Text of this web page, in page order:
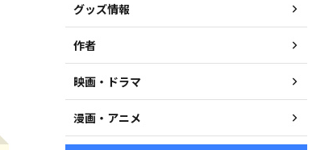
グッズ情報
作者
映画・ドラマ
漫画・アニメ